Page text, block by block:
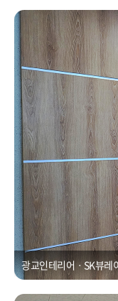
광교인테리어ㆍSK뷰레이
Posted on 2021년 1월 1
광교인테리어ㆍSK뷰레